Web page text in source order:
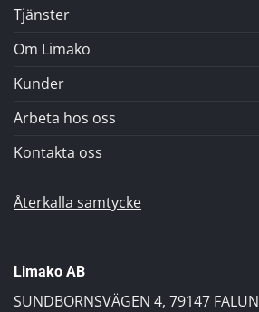
Tjänster
Om Limako
Kunder
Arbeta hos oss
Kontakta oss
Återkalla samtycke
Limako AB
SUNDBORNSVÄGEN 4, 79147 FALUN